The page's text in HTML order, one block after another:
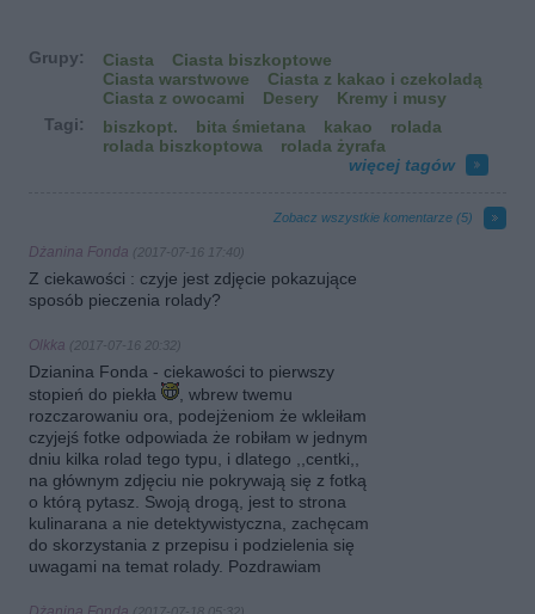
Grupy: Ciasta
Ciasta biszkoptowe
Ciasta warstwowe
Ciasta z kakao i czekoladą
Ciasta z owocami
Desery
Kremy i musy
Tagi:
biszkopt. bita śmietana kakao
rolada
rolada biszkoptowa
rolada żyrafa
więcej tagów
Zobacz wszystkie komentarze (5)
Dżanina Fonda (2017-07-16 17:40)
Z ciekawości : czyje jest zdjęcie pokazujące
sposób pieczenia rolady?
Olkka (2017-07-16 20:32)
Dzianina Fonda - ciekawości to pierwszy
stopień do piekła
, wbrew twemu
rozczarowaniu ora, podejżeniom że wkleiłam
czyjejś fotke odpowiada że robiłam w jednym
dniu kilka rolad tego typu, i dlatego ,,centki,,
na głównym zdjęciu nie pokrywają się z fotką
o którą pytasz. Swoją drogą, jest to strona
kulinarana a nie detektywistyczna, zachęcam
do skorzystania z przepisu i podzielenia się
uwagami na temat rolady. Pozdrawiam